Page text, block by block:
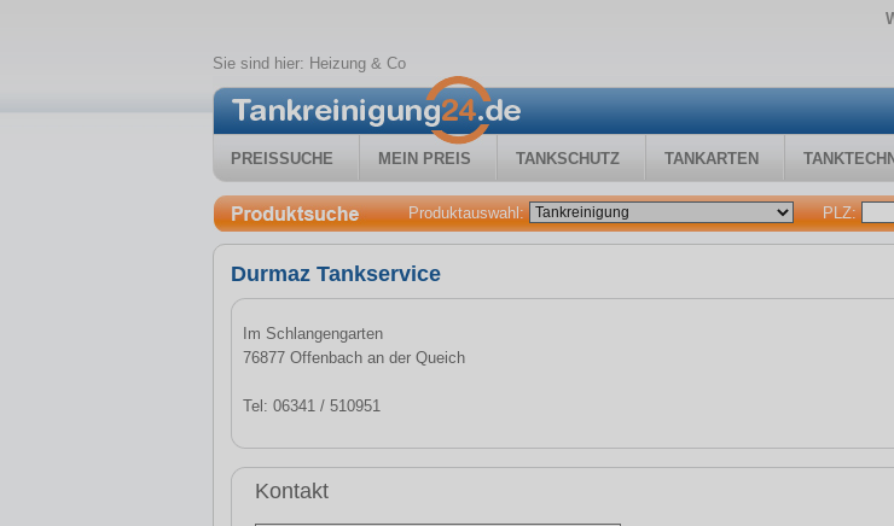
Sie sind hier: Heizung & Co
PREISSUCHE MEIN PREIS TANKSCHUTZ TANKARTEN
Produktauswahl: PLZ:
Durmaz Tankservice
Im Schlangengarten
76877 Offenbach an der Queich
Tel: 06341 / 510951
Kontakt